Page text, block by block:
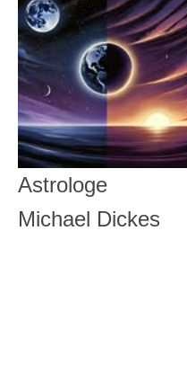
Astrologe
Michael Dickes